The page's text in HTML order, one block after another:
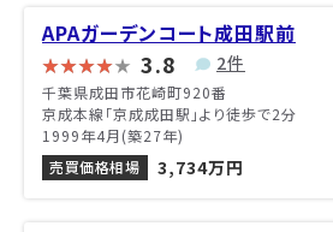
APAガーデンコート成田駅前
3.8 2件
千葉県成田市花崎町920番
京成本線「京成成田駅」より徒歩で2分
1999年4月(築27年)
売買価格相場
3,734万円